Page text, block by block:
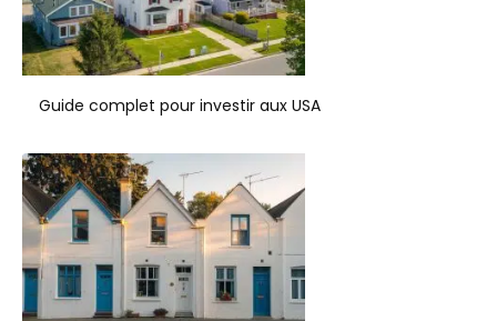
Guide complet pour investir aux USA